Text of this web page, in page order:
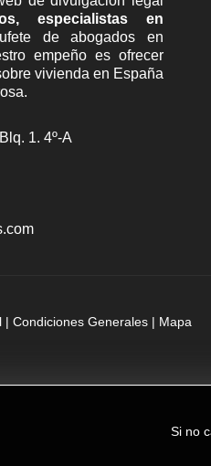
Si no
especialistas en
deabogados en
empeño es ofrecer
vivienda en España
1. 4º-A
| Condiciones Generales | Mapa